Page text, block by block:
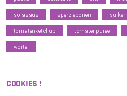
sojasaus sperziebonen suiker
tomatenketchup tomatenpuree
wortel
COOKIES !